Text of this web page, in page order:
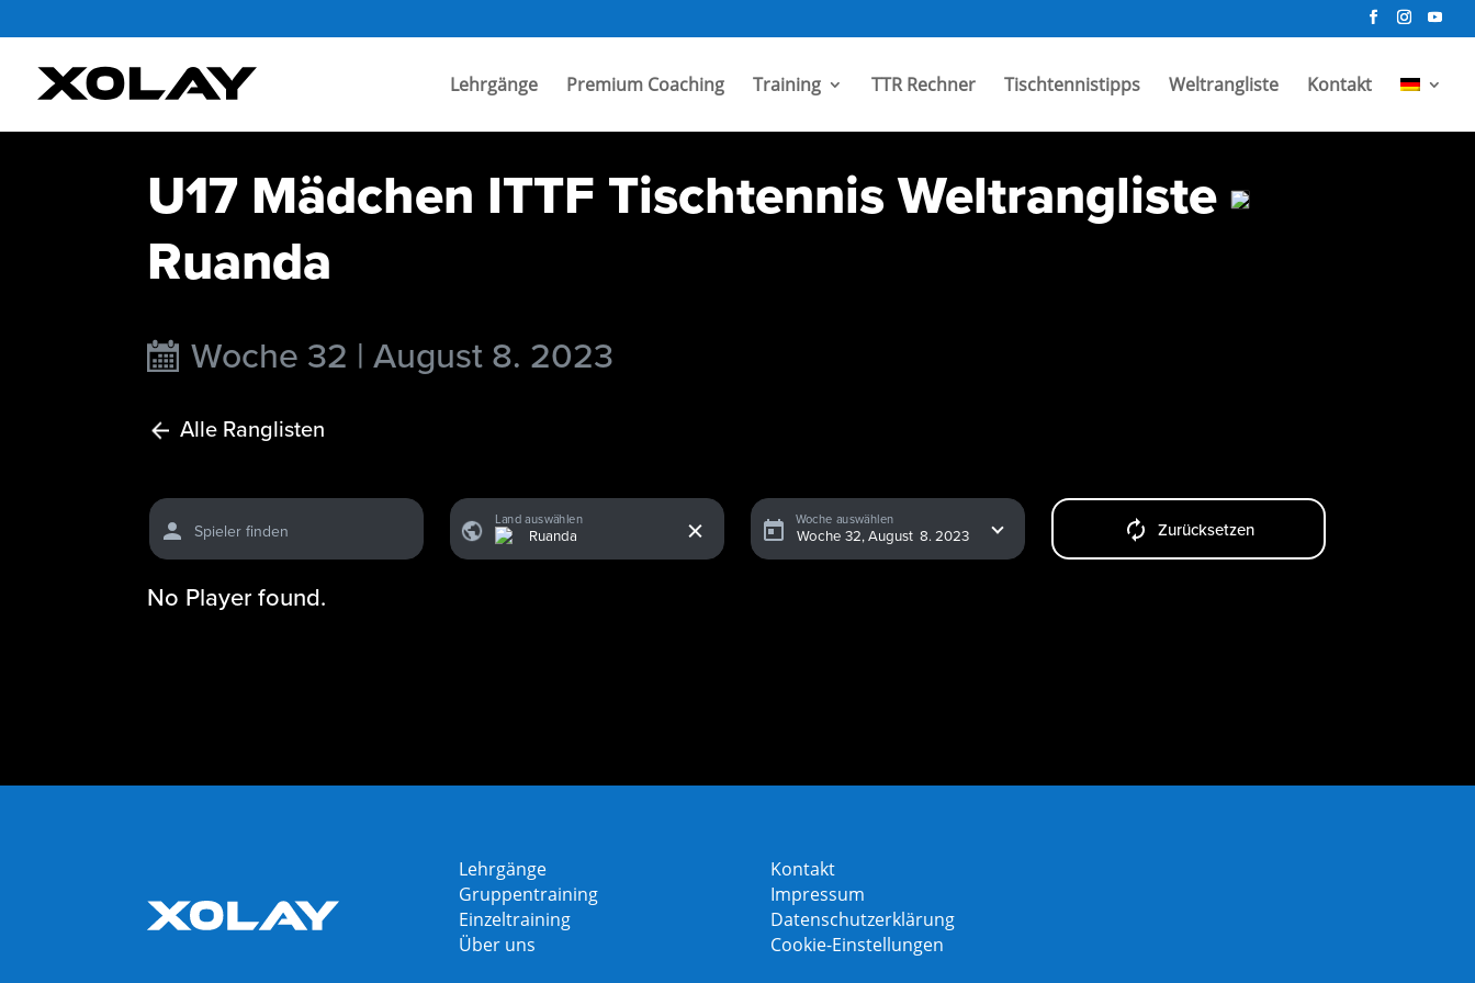
Lehrgänge Premium Coaching Training TTR Rechner Tischtennistipps Weltrangliste Kontakt
U17 Mädchen ITTF Tischtennis Weltrangliste
Ruanda
Woche 32 | August 8. 2023
Alle Ranglisten
Spieler finden
Land auswählen Woche auswählen
Zurücksetzen
No Player found.
Lehrgänge
Gruppentraining
Einzeltraining
Über uns
Kontakt
Impressum
Datenschutzerklärung
Cookie-Einstellungen